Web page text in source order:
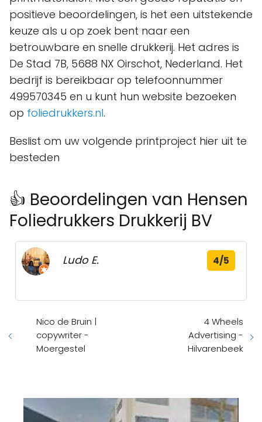
positieve beoordelingen, is het een uitstekende
keuze als u op zoek bent naar een
betrouwbare en snelle drukkerij. Het adres is
De Stad 7B, 5688 NX Oirschot, Nederland. Het
bedrijf is bereikbaar op telefoonnummer
499570345 en u kunt hun website bezoeken
op foliedrukkers.nl.
Beslist om uw volgende printproject hier uit te
besteden
👍 Beoordelingen van Hensen
Foliedrukkers Drukkerij BV
Ludo E. 4/5
Nico de Bruin |
copywriter -
Moergestel
4 Wheels
Advertising -
Hilvarenbeek